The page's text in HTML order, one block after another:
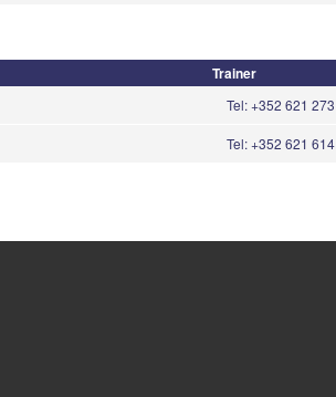
Trainer
Tel: +352 621
Tel: +352 621